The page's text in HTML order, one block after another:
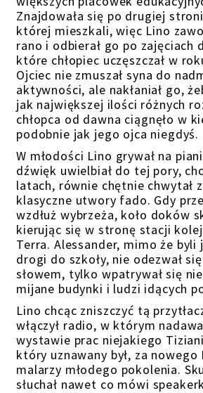
Znajdowała się po drugiej
której mieszkali, więc Lino
rano i odbierał go po zajęciach
które chłopiec uczęszczał w
Ojciec nie zmuszał syna do
aktywności, ale nakłaniał go,
jak największej ilości różnych
chłopca od dawna ciągnęło w
podobnie jak jego ojca niegdyś.
W młodości Lino grywał na
dźwięk uwielbiał do tej pory,
latach, równie chętnie chwytał
klasyczne utwory fado. Gdy
wzdłuż wybrzeża, koło doków
kierując się w stronę stacji
Terra. Alessander, mimo że byli
drogi do szkoły, nie odezwał
słowem, tylko wpatrywał się
mijane budynki i ludzi idących
Lino chcąc zniszczyć tą
włączył radio, w którym
wystawie prac niejakiego
który uznawany był, za nowego
malarzy młodego pokolenia.
słuchał nawet co mówi